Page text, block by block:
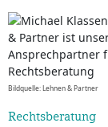
Bildquelle: Lehnen & Partner
Rechtsberatung